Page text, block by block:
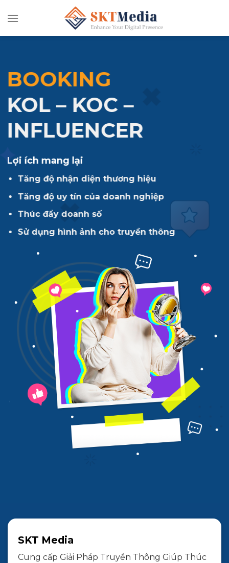
đến
VỤ QUẢNG CÁO
ADS
quả tức thì
cận khách hàng lớn
thị thông minh
tiện dụng
BOOKING
KOL – KOC –
INFLUENCER
Lợi ích mang lại
Tăng độ nhận diện thương hiệu
Tăng độ uy tín của doanh nghiệp
Thúc đẩy doanh số
Sử dụng hình ảnh cho truyền thông
TRỊ
TIKTOK
độ uy tín
đẩy doanh số
hiệu quả truyền thông
SKT Media
Cung cấp Giải Pháp Truyền Thông Giúp Thúc